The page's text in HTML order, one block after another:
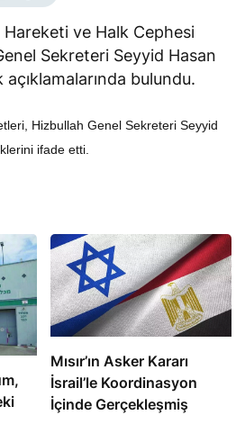
ve Halk Cephesi
Sekreteri Seyyid Hasan
bulundu.
Hizbullah Genel Sekreteri Seyyid
ifade etti.
Mısır’ın Asker Kararı
İsrail’le Koordinasyon
İçinde Gerçekleşmiş